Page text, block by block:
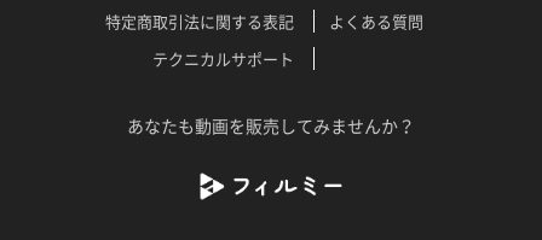
特定商取引法に関する表記
よくある質問
テクニカルサポート
あなたも動画を販売してみませんか？